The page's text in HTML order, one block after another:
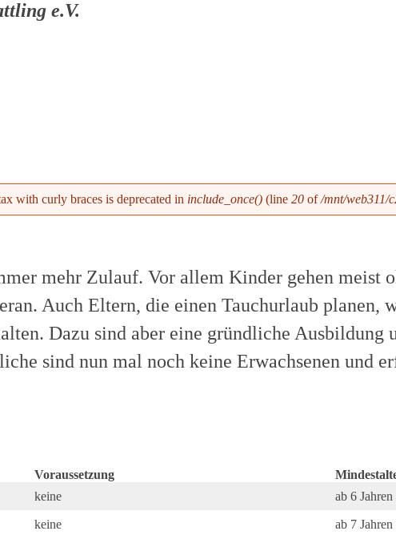
e.V.
with curly braces is deprecated in include_once() (line 20 of/mnt/web311/
mehr Zulauf. Vor allem Kinder gehen meist
Auch Eltern, die einen Tauchurlaub planen,
Dazu sind aber eine gründliche Ausbildung
sind nun mal noch keine Erwachsenen und
Voraussetzung
keine ab 6 Jahren
keine ab 7 Jahren